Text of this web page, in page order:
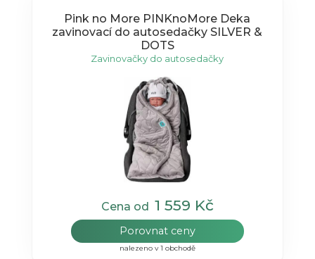
Pink no More PINKnoMore Deka
zavinovací do autosedačky SILVER &
DOTS
Zavinovačky do autosedačky
Cena od 1 559 Kč
Porovnat ceny
nalezeno v 1 obchodě